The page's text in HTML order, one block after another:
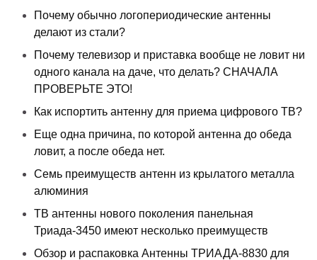
Почему обычно логопериодические антенны
делают из стали?
Почему телевизор и приставка вообще не ловит ни
одного канала на даче, что делать? СНАЧАЛА
ПРОВЕРЬТЕ ЭТО!
Как испортить антенну для приема цифрового ТВ?
Еще одна причина, по которой антенна до обеда
ловит, а после обеда нет.
Семь преимуществ антенн из крылатого металла
алюминия
ТВ антенны нового поколения панельная
Триада-3450 имеют несколько преимуществ
Обзор и распаковка Антенны ТРИАДА-8830 для